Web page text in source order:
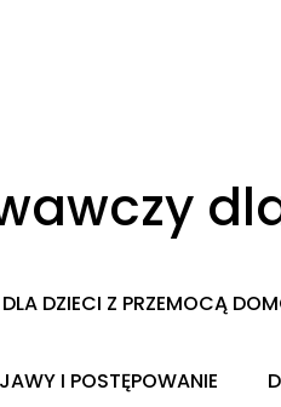
DZIECI Z PRZEMOCĄ
I POSTĘPOWANIE